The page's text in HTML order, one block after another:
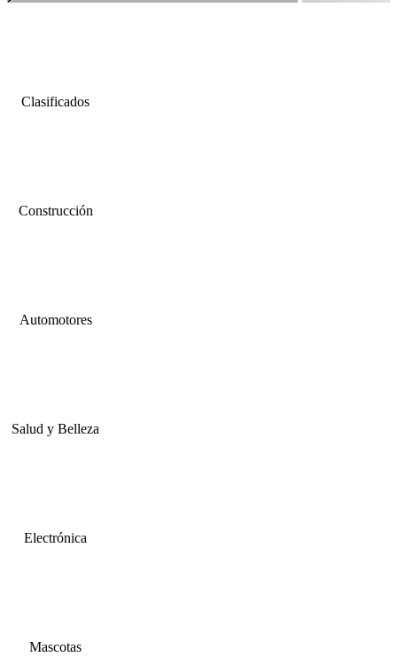
Clasificados
Construcción
Automotores
Salud y Belleza
Electrónica
Mascotas